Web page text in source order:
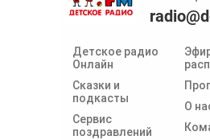
Детское радио
Онлайн
Сказки и
подкасты
Сервис
поздравлений
О